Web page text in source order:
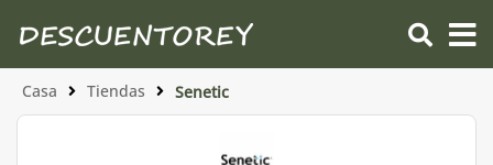
Casa Tiendas Senetic